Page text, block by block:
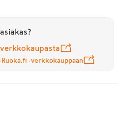
-verkkokauppaan